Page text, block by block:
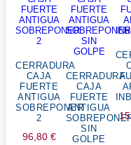
CERRADURA
CAJA
FUERTE
ANTIGUA
SOBREPONER
2
96,80 €
CERRADURA
CAJA
FUERTE
ANTIGUA
SIN
GOLPE